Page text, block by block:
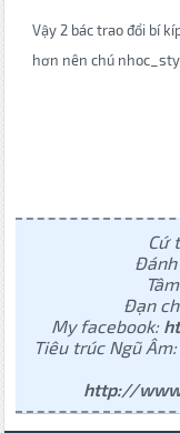
Vậy 2 bác trao đổi bí
hơn nên chú
Cứ
Đạn
My facebook:
Tiêu trúc Ngũ Âm:
http://